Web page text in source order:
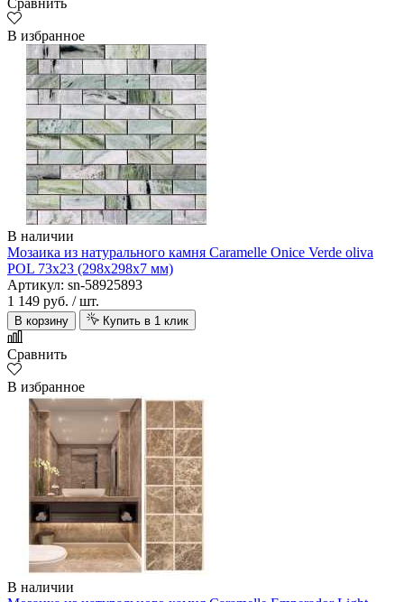
Сравнить
В избранное
В наличии
Мозаика из натурального камня Caramelle Onice Verde oliva
POL 73х23 (298х298х7 мм)
Артикул: sn-58925893
1 149 руб. / шт.
В корзину Купить в 1 клик
Сравнить
В избранное
В наличии